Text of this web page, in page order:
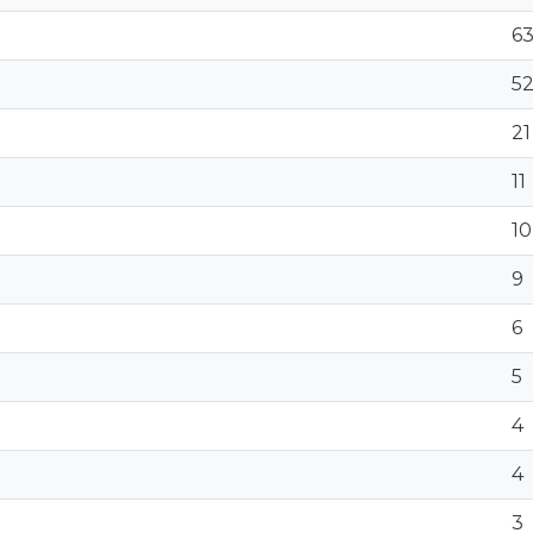
63
52
21
11
10
9
6
5
4
4
3